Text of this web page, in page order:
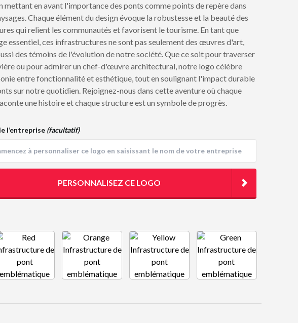
mettant en avant l'importance des ponts comme points de repère dans
Chaque élément du design évoque la robustesse et la beauté des
qui relient les communautés et favorisent le tourisme. En tant que
essentiel, ces infrastructures ne sont pas seulement des œuvres d'art,
des témoins de l'évolution de notre société. Que ce soit pour traverser
ou pour admirer un chef-d'œuvre architectural, notre logo célèbre
entre fonctionnalité et esthétique, tout en soulignant l'impact durable
sur notre quotidien. Rejoignez-nous dans cette aventure où chaque
une histoire et chaque structure est un symbole de progrès.
l’entreprise (facultatif)
PERSONNALISEZ CE LOGO